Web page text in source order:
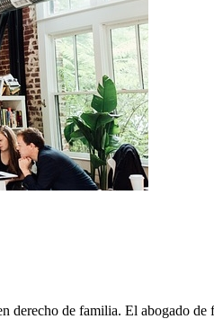
derecho de familia. El abogado